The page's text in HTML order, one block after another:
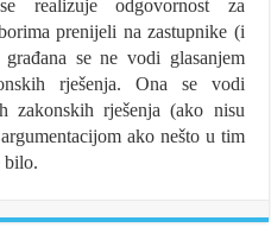
realizuje odgovornost za
prenijeli na zastupnike (i
se ne vodi glasanjem
rješenja. Ona se vodi
zakonskih rješenja (ako nisu
ako nešto u tim
bilo.